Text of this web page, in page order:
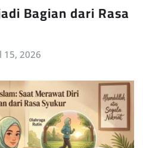
Bagian dari Rasa
15, 2026